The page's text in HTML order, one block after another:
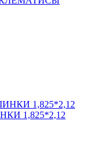
1,825*2,12